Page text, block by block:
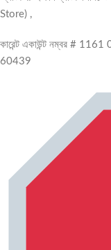
Store) ,
কারেন্ট একাউন্ট নম্বর #
60439